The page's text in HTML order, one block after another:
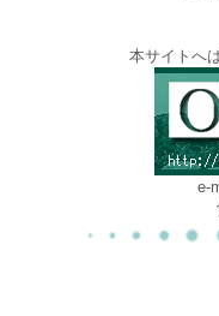
本サイトへ
e-